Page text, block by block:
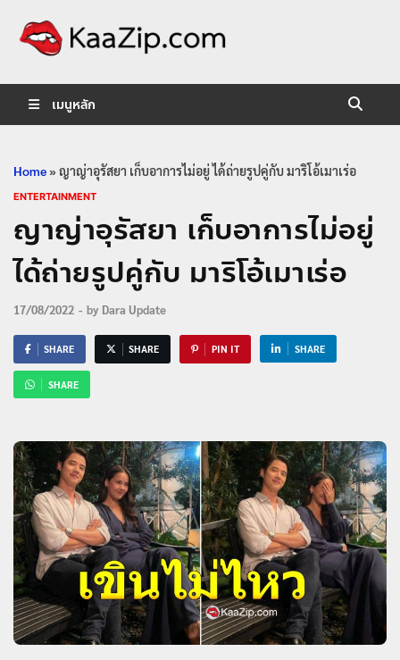
เมนูหลัก
Home»ญาญ่าอุรัสยา เก็บอาการไม่อยู่ ได้ถ่ายรูปคู่กับ มาริโอ้เมาเร่อ
ENTERTAINMENT
ญาญ่าอุรัสยา เก็บอาการไม่อยู่
ได้ถ่ายรูปคู่กับ มาริโอ้เมาเร่อ
17/08/2022 - by Dara Update
SHARE SHARE PIN IT SHARE
SHARE